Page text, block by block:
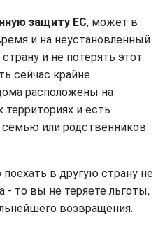
защиту ЕС, может в
и на неустановленный
и не потерять этот
сейчас крайне
расположены на
территориях и есть
или родственников
в другую страну не
- то вы не теряете льготы,
возвращения.